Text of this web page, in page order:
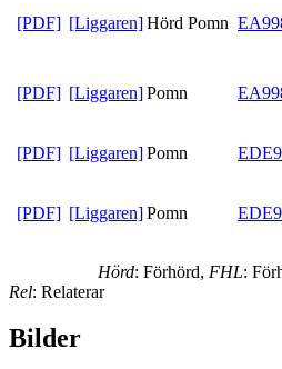
[PDF] [Liggaren]Hörd Pomn
[PDF] [Liggaren]Pomn
[PDF] [Liggaren]Pomn
[PDF] [Liggaren]Pomn
Hörd: Förhörd, FHL:
Rel: Relaterar
Bilder